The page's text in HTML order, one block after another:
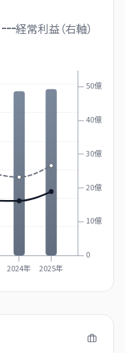
経常利益（右軸）
0
10億
20億
30億
40億
50億
2024年 2025年